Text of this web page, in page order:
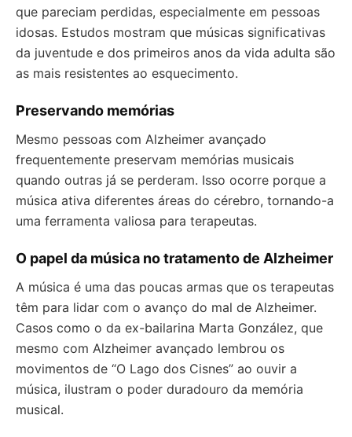
que pareciam perdidas, especialmente em pessoas
idosas. Estudos mostram que músicas significativas
da juventude e dos primeiros anos da vida adulta são
as mais resistentes ao esquecimento.
Preservando memórias
Mesmo pessoas com Alzheimer avançado
frequentemente preservam memórias musicais
quando outras já se perderam. Isso ocorre porque a
música ativa diferentes áreas do cérebro, tornando-a
uma ferramenta valiosa para terapeutas.
O papel da música no tratamento de Alzheimer
A música é uma das poucas armas que os terapeutas
têm para lidar com o avanço do mal de Alzheimer.
Casos como o da ex-bailarina Marta González, que
mesmo com Alzheimer avançado lembrou os
movimentos de “O Lago dos Cisnes” ao ouvir a
música, ilustram o poder duradouro da memória
musical.